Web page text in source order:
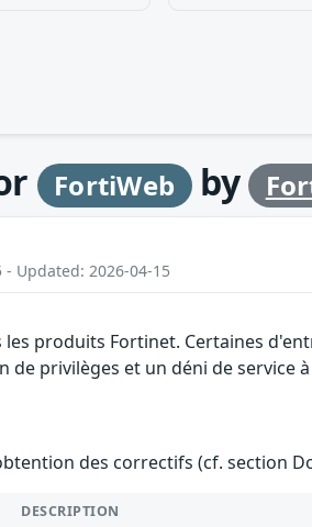
FortiWeb by
Updated: 2026-04-15
produits Fortinet. Certaines
privilèges et un déni de service
des correctifs (cf. section
DESCRIPTION